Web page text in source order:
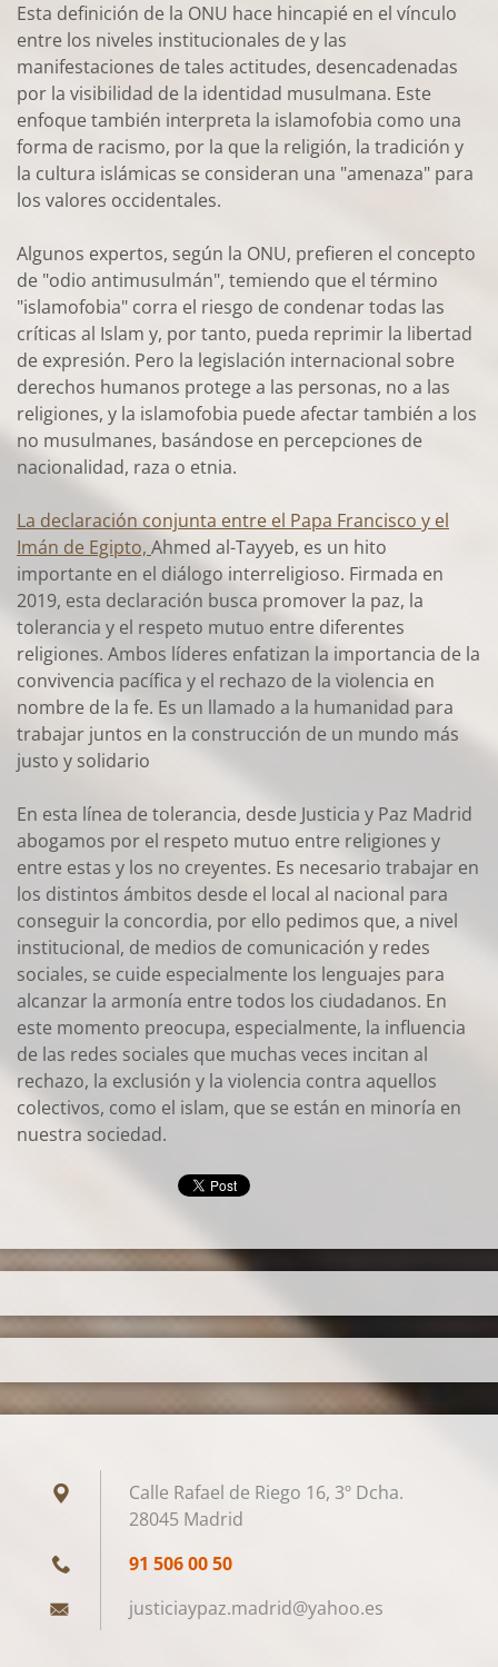
Esta definición de la ONU hace hincapié en el vínculo
entre los niveles institucionales de y las
manifestaciones de tales actitudes, desencadenadas
por la visibilidad de la identidad musulmana. Este
enfoque también interpreta la islamofobia como una
forma de racismo, por la que la religión, la tradición y
la cultura islámicas se consideran una "amenaza" para
los valores occidentales.
Algunos expertos, según la ONU, prefieren el concepto
de "odio antimusulmán", temiendo que el término
"islamofobia" corra el riesgo de condenar todas las
críticas al Islam y, por tanto, pueda reprimir la libertad
de expresión. Pero la legislación internacional sobre
derechos humanos protege a las personas, no a las
religiones, y la islamofobia puede afectar también a los
no musulmanes, basándose en percepciones de
nacionalidad, raza o etnia.
La declaración conjunta entre el Papa Francisco y el
Imán de Egipto, Ahmed al-Tayyeb, es un hito
importante en el diálogo interreligioso. Firmada en
2019, esta declaración busca promover la paz, la
tolerancia y el respeto mutuo entre diferentes
religiones. Ambos líderes enfatizan la importancia de la
convivencia pacífica y el rechazo de la violencia en
nombre de la fe. Es un llamado a la humanidad para
trabajar juntos en la construcción de un mundo más
justo y solidario
En esta línea de tolerancia, desde Justicia y Paz Madrid
abogamos por el respeto mutuo entre religiones y
entre estas y los no creyentes. Es necesario trabajar en
los distintos ámbitos desde el local al nacional para
conseguir la concordia, por ello pedimos que, a nivel
institucional, de medios de comunicación y redes
sociales, se cuide especialmente los lenguajes para
alcanzar la armonía entre todos los ciudadanos. En
este momento preocupa, especialmente, la influencia
de las redes sociales que muchas veces incitan al
rechazo, la exclusión y la violencia contra aquellos
colectivos, como el islam, que se están en minoría en
nuestra sociedad.
Calle Rafael de Riego 16, 3º Dcha.
28045 Madrid
91 506 00 50
justiciaypaz.madrid@yahoo.es